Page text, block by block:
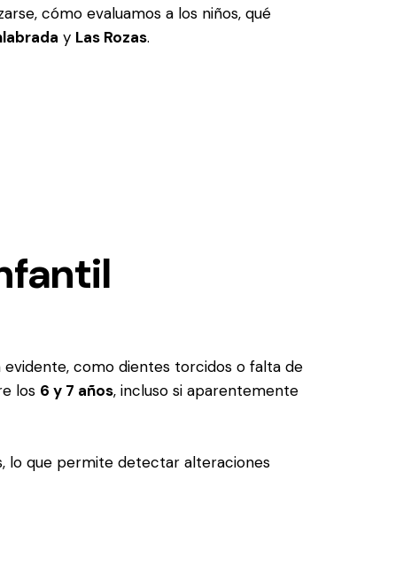
cómo evaluamos a los niños, qué
y Las Rozas.
como dientes torcidos o falta de
los 6 y 7 años, incluso si aparentemente
lo que permite detectar alteraciones